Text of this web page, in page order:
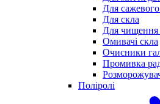
Для сажевого
Для скла
Для чищення
Омивачі скла
Очисники
Промивка
Поліролі